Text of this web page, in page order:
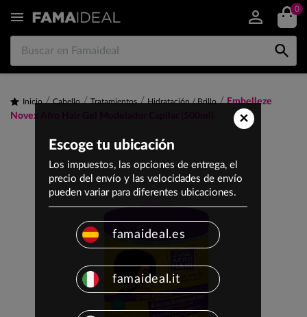
 0

Inicio Cabello Tratamientos Hidratación / Brillo
Embelleze
Novex Afro Hair Gel Modelador Capilar (500ml)
×
Escoge tu ubicación
Los impuestos, las opciones de entrega, el
precio del envío y las velocidades de envío
pueden variar para diferentes ubicaciones.
famaideal.es
famaideal.it